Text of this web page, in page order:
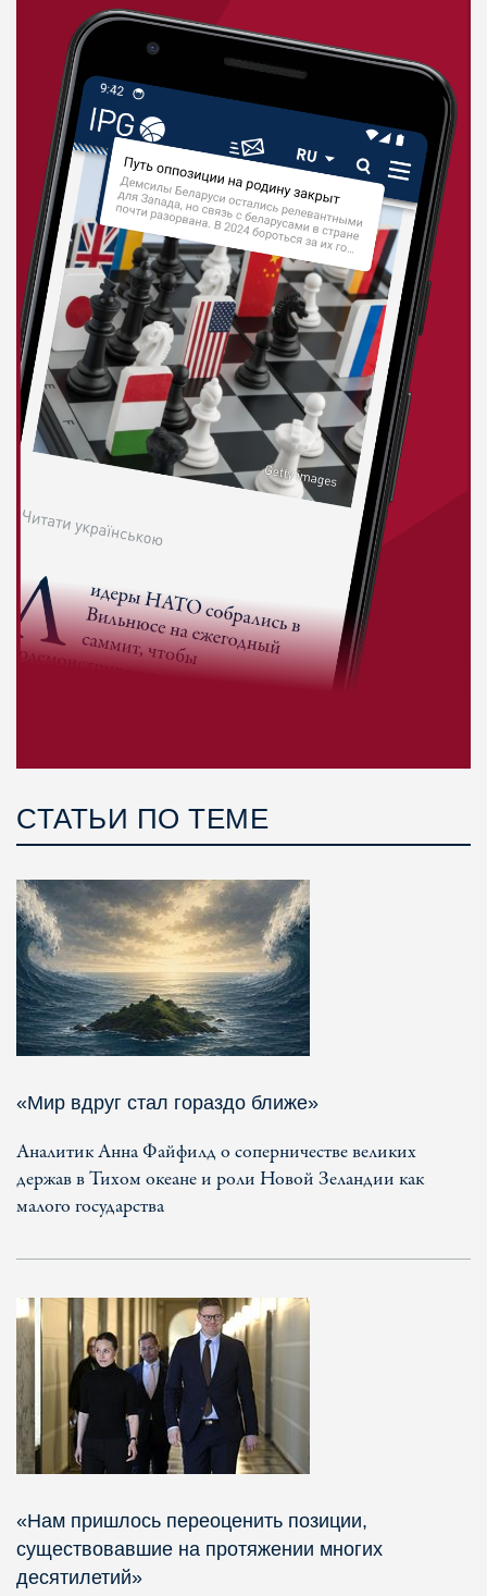
СТАТЬИ ПО ТЕМЕ
«Мир вдруг стал гораздо ближе»
Аналитик Анна Файфилд о соперничестве великих
держав в Тихом океане и роли Новой Зеландии как
малого государства
«Нам пришлось переоценить позиции,
существовавшие на протяжении многих
десятилетий»